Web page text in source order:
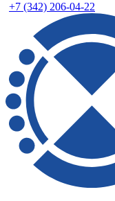
+7 (342) 206-04-22